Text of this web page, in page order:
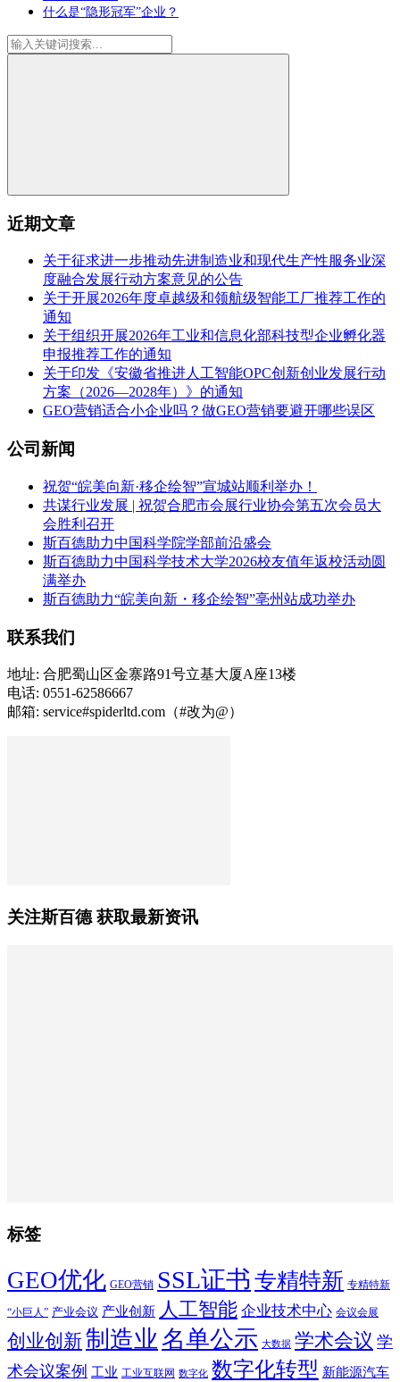
什么是“隐形冠军”企业？
近期文章
关于征求进一步推动先进制造业和现代生产性服务业深
度融合发展行动方案意见的公告
关于开展2026年度卓越级和领航级智能工厂推荐工作的
通知
关于组织开展2026年工业和信息化部科技型企业孵化器
申报推荐工作的通知
关于印发《安徽省推进人工智能OPC创新创业发展行动
方案（2026—2028年）》的通知
GEO营销适合小企业吗？做GEO营销要避开哪些误区
公司新闻
祝贺“皖美向新·移企绘智”宣城站顺利举办！
共谋行业发展 | 祝贺合肥市会展行业协会第五次会员大
会胜利召开
斯百德助力中国科学院学部前沿盛会
斯百德助力中国科学技术大学2026校友值年返校活动圆
满举办
斯百德助力“皖美向新・移企绘智”亳州站成功举办
联系我们
地址: 合肥蜀山区金寨路91号立基大厦A座13楼
电话: 0551-62586667
邮箱: service#spiderltd.com（#改为@）
关注斯百德 获取最新资讯
标签
GEO优化 GEO营销 SSL证书 专精特新 专精特新
“小巨人” 产业会议 产业创新 人工智能 企业技术中心 会议会展
创业创新制造业 名单公示 大数据 学术会议 学
术会议案例 工业 工业互联网 数字化 数字化转型 新能源汽车